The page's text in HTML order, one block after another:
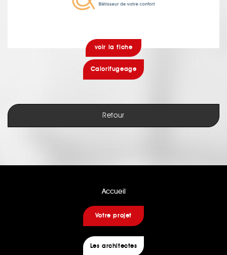
voir la fiche
Calorifugeage
Retour
Accueil
Votre projet
Les architectes